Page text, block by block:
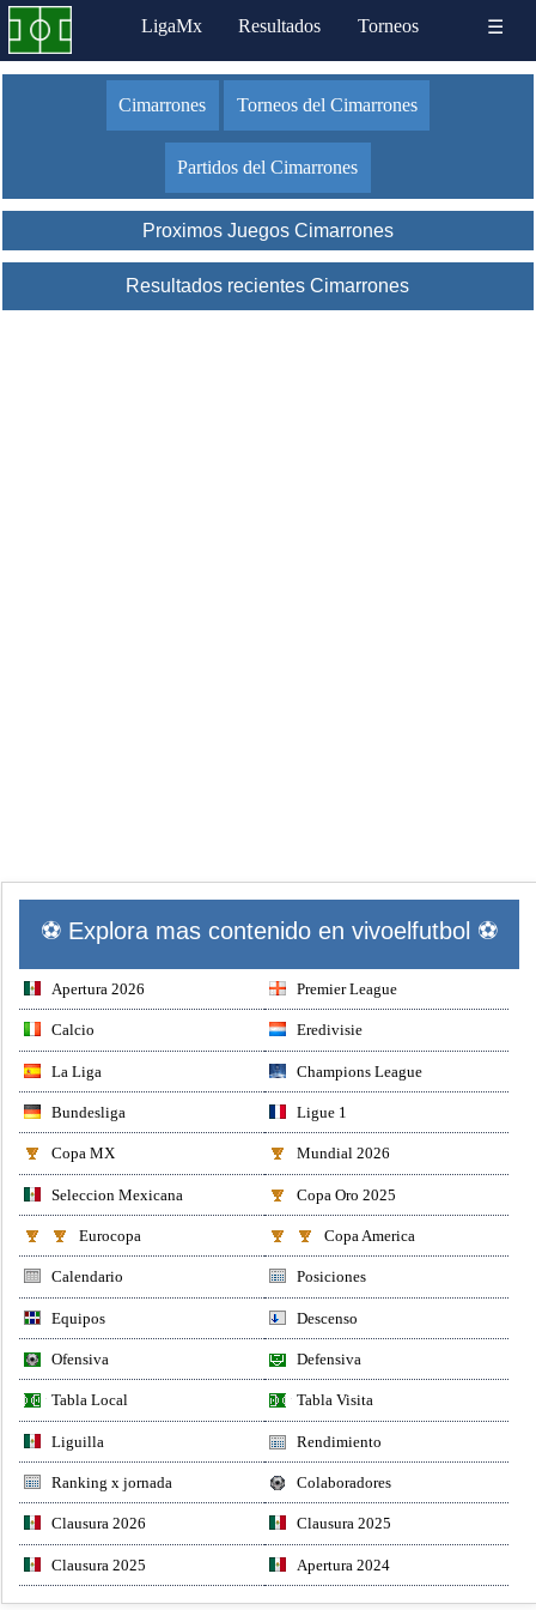
LigaMx Resultados Torneos ☰
Cimarrones Torneos del Cimarrones
Partidos del Cimarrones
Proximos Juegos Cimarrones
Resultados recientes Cimarrones
⚽ Explora mas contenido en vivoelfutbol ⚽
Apertura 2026 Premier League
Calcio Eredivisie
La Liga Champions League
Bundesliga Ligue 1
Copa MX Mundial 2026
Seleccion Mexicana Copa Oro 2025
Eurocopa Copa America
Calendario Posiciones
Equipos Descenso
Ofensiva Defensiva
Tabla Local Tabla Visita
Liguilla Rendimiento
Ranking x jornada Colaboradores
Clausura 2026 Clausura 2025
Clausura 2025 Apertura 2024